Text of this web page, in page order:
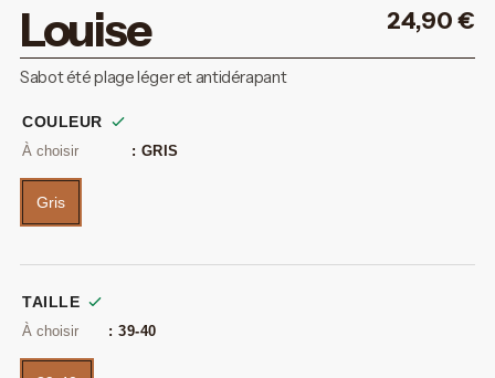
Louise 24,90€
Sabot été plage léger et antidérapant
COULEUR
: GRIS
Gris
TAILLE
: 39-40